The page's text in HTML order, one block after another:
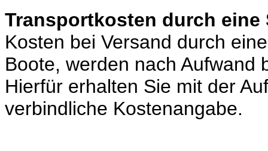
Transportkosten durch eine
Kosten bei Versand durch
Boote, werden nach Aufwand
Hierfür erhalten Sie mit der
verbindliche Kostenangabe.